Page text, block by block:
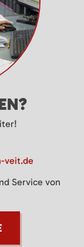
veit.de
Service von